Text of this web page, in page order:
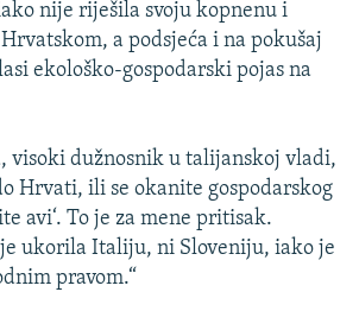
nije riješila svoju kopnenu i
a podsjeća i na pokušaj
ekološko-gospodarski pojas na
visoki dužnosnik u talijanskoj vladi,
Hrvati, ili se okanite gospodarskog
avi‘. To je za mene pritisak.
ukorila Italiju, ni Sloveniju, iako je
pravom.“